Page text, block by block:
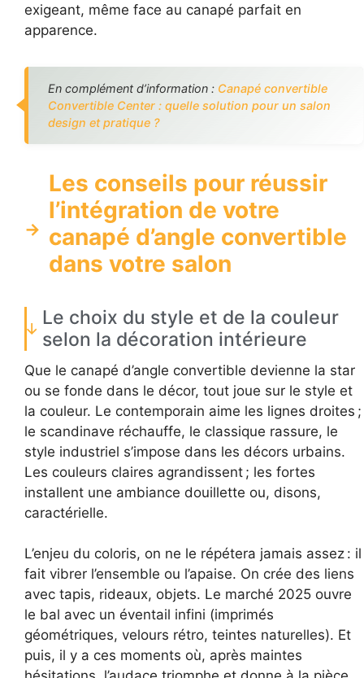
exigeant, même face au canapé parfait en
apparence.
En complément d’information : Canapé convertible
Convertible Center : quelle solution pour un salon
design et pratique ?
Les conseils pour réussir
l’intégration de votre
canapé d’angle convertible
dans votre salon
Le choix du style et de la couleur
selon la décoration intérieure
Que le canapé d’angle convertible devienne la star
ou se fonde dans le décor, tout joue sur le style et
la couleur. Le contemporain aime les lignes droites ;
le scandinave réchauffe, le classique rassure, le
style industriel s’impose dans les décors urbains.
Les couleurs claires agrandissent ; les fortes
installent une ambiance douillette ou, disons,
caractérielle.
L’enjeu du coloris, on ne le répétera jamais assez : il
fait vibrer l’ensemble ou l’apaise. On crée des liens
avec tapis, rideaux, objets. Le marché 2025 ouvre
le bal avec un éventail infini (imprimés
géométriques, velours rétro, teintes naturelles). Et
puis, il y a ces moments où, après maintes